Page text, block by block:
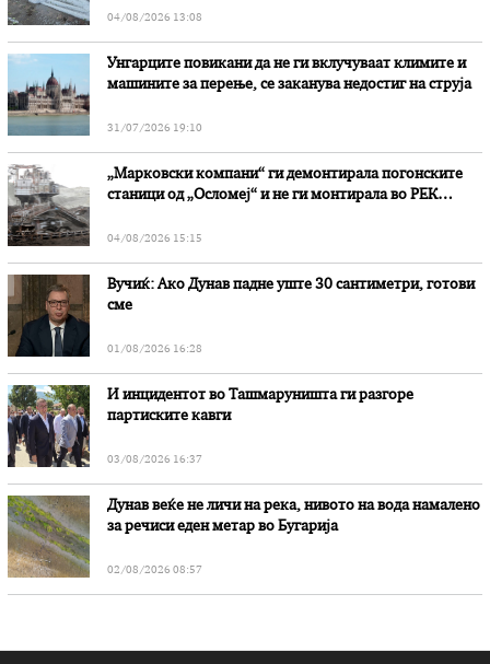
04/08/2026 13:08
Унгарците повикани да не ги вклучуваат климите и
машините за перење, се заканува недостиг на струја
31/07/2026 19:10
„Марковски компани“ ги демонтирала погонските
станици од „Осломеј“ и не ги монтирала во РЕК
04/08/2026 15:15
Вучиќ: Ако Дунав падне уште 30 сантиметри, готови
сме
01/08/2026 16:28
И инцидентот во Ташмаруништa ги разгоре
партиските кавги
03/08/2026 16:37
Дунав веќе не личи на река, нивото на вода намалено
за речиси еден метар во Бугарија
02/08/2026 08:57